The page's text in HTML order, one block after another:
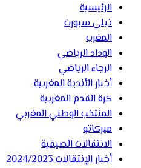
الرئيسية
تيلي سبورت
المغرب
الوداد الرياضي
الرجاء الرياضي
أخبار الأندية المغربية
كرة القدم المغربية
المنتخب الوطني المغربي
ميركاتو
الانتقالات الصيفية
أخبار الإنتقالات 2024/2023